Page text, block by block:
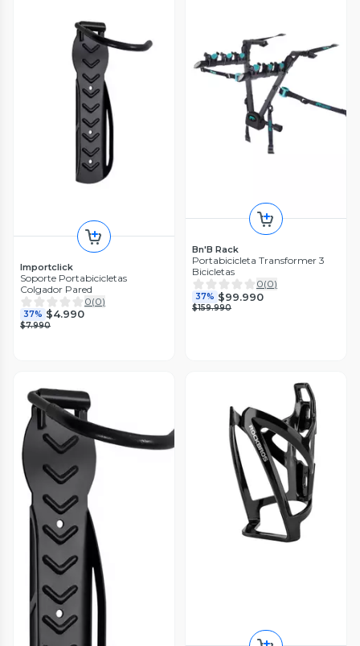
Importclick
Soporte Portabicicletas
Colgador Pared
0(0)
37% $4.990
$7.990
Bn'B Rack
Portabicicleta Transformer 3
Bicicletas
0(0)
37% $99.990
$159.990